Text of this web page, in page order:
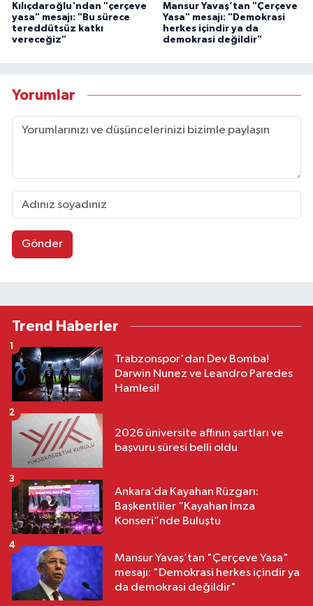
Kılıçdaroğlu'ndan "çerçeve
yasa" mesajı: "Bu sürece
tereddütsüz katkı
vereceğiz"
Mansur Yavaş’tan "Çerçeve
Yasa" mesajı: "Demokrasi
herkes içindir ya da
demokrasi değildir"
Yorumlar
Gönder
Trend Haberler
Trabzonspor'dan Dev Bomba!
Darwin Nunez ve Leandro Paredes
Hamlesi!
1
2026 üniversite affının şartları ve
başvuru süresi belli oldu
2
Ankara’da Kayahan Rüzgarı:
Başkentliler “Kayahan İmza
Konseri”nde Buluştu
3
Mansur Yavaş’tan "Çerçeve Yasa"
mesajı: "Demokrasi herkes içindir ya
da demokrasi değildir"
4